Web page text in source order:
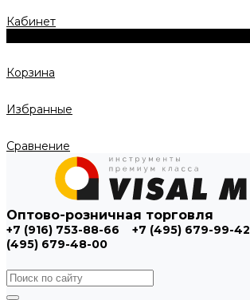
Кабинет
Корзина
Избранные
Сравнение
Оптово-розничная торговля
+7 (916) 753-88-66 +7 (495) 679-99-42
(495) 679-48-00